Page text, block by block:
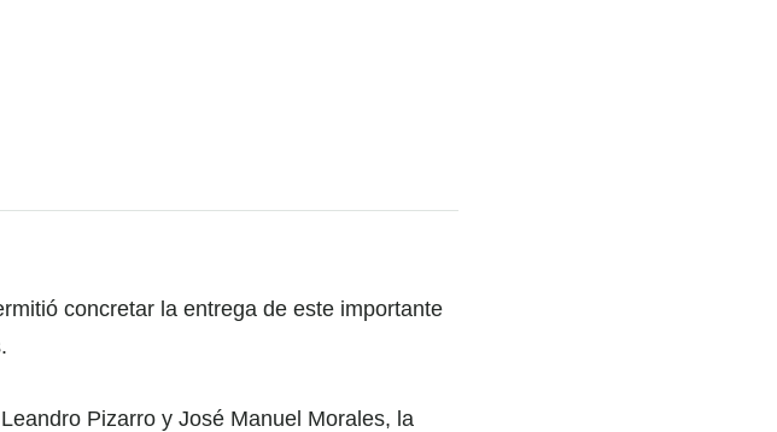
concretar la entrega de este importante
Pizarro y José Manuel Morales, la